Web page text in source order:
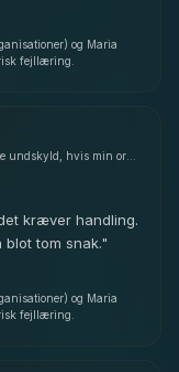
og Maria
fejllæring.
kræver handling.
tom snak."
og Maria
fejllæring.